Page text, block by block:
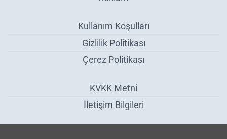
Kullanım Koşulları
Gizlilik Politikası
Çerez Politikası
KVKK Metni
İletişim Bilgileri